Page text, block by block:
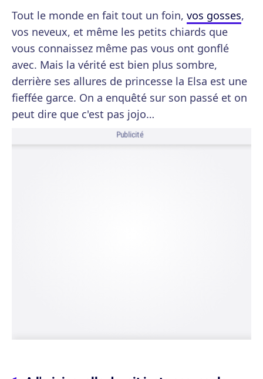
Tout le monde en fait tout un foin, vos gosses,
vos neveux, et même les petits chiards que
vous connaissez même pas vous ont gonflé
avec. Mais la vérité est bien plus sombre,
derrière ses allures de princesse la Elsa est une
fieffée garce. On a enquêté sur son passé et on
peut dire que c'est pas jojo…
Publicité